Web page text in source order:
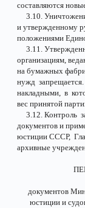
составляются
3.10.
и утвержденному
положениями
3.11.
организациям,
на бумажных
нужд
накладными, в
вес принятой
3.12. Контроль
документов и
юстиции СССР,
архивные
документов
юстиции и судов,